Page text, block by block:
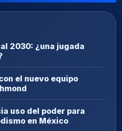
2030: ¿una jugada
el nuevo equipo
uso del poder para
en México